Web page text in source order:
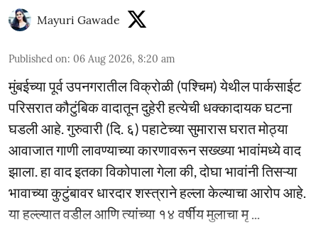
Mayuri Gawade
Published on: 06 Aug 2026, 8:20 am
मुंबईच्या पूर्व उपनगरातील विक्रोळी (पश्चिम) येथील पार्कसाईट
परिसरात कौटुंबिक वादातून दुहेरी हत्येची धक्कादायक घटना
घडली आहे. गुरुवारी (दि. ६) पहाटेच्या सुमारास घरात मोठ्या
आवाजात गाणी लावण्याच्या कारणावरून सख्ख्या भावांमध्ये वाद
झाला. हा वाद इतका विकोपाला गेला की, दोघा भावांनी तिसऱ्या
भावाच्या कुटुंबावर धारदार शस्त्राने हल्ला केल्याचा आरोप आहे.
या हल्ल्यात वडील आणि त्यांच्या १४ वर्षीय मुलाचा मृ ...